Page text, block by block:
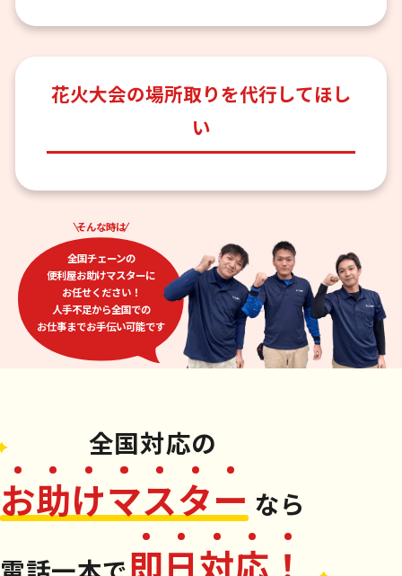
花火大会の場所取りを代行してほし
い
そんな時は
全国チェーンの
便利屋お助けマスターに
お任せください！
人手不足から全国での
お仕事までお手伝い可能です
全国対応の
お助けマスター なら
即日対応 ！